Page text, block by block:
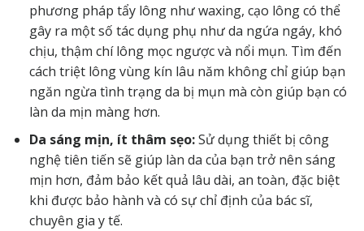
phương pháp tẩy lông như waxing, cạo lông có thể
gây ra một số tác dụng phụ như da ngứa ngáy, khó
chịu, thậm chí lông mọc ngược và nổi mụn. Tìm đến
cách triệt lông vùng kín lâu năm không chỉ giúp bạn
ngăn ngừa tình trạng da bị mụn mà còn giúp bạn có
làn da mịn màng hơn.
Da sáng mịn, ít thâm sẹo:Sử dụng thiết bị công
nghệ tiên tiến sẽ giúp làn da của bạn trở nên sáng
mịn hơn, đảm bảo kết quả lâu dài, an toàn, đặc biệt
khi được bảo hành và có sự chỉ định của bác sĩ,
chuyên gia y tế.